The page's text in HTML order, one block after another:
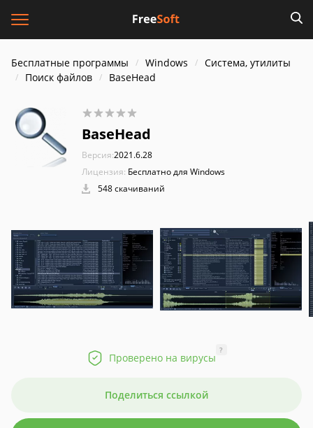
Бесплатные программы Windows
Система, утилиты
Поиск файлов
BaseHead
BaseHead
Версия:2021.6.28
Лицензия: Бесплатно для Windows
548 скачиваний
Проверено на вирусы
?
Поделиться ссылкой